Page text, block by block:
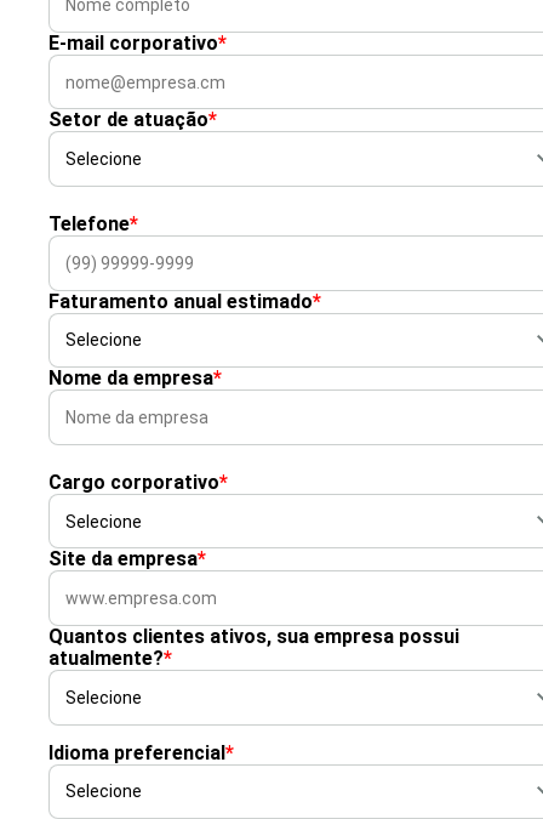
E-mail corporativo*
Setor de atuação*
Telefone*
Faturamento anual estimado*
Nome da empresa*
Cargo corporativo*
Site da empresa*
Quantos clientes ativos, sua empresa possui
atualmente?*
Idioma preferencial*